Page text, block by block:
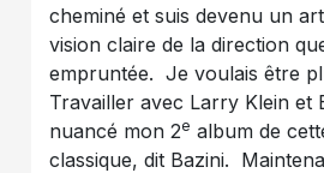
cheminé et suis devenu un
vision claire de la direction
empruntée. Je voulais être
Travailler avec Larry Klein et
nuancé mon 2e album de
classique, dit Bazini.